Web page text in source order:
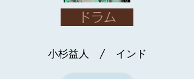
ドラム
小杉益人 / インド